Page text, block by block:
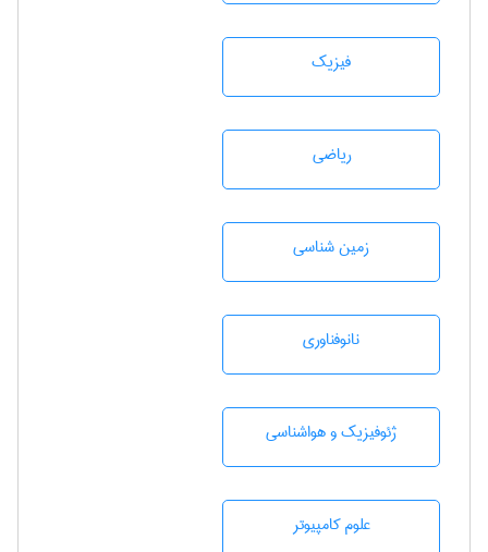
فیزیک
رياضی
زمين شناسی
نانوفناوری
ژئوفيزيك و هواشناسی
علوم کامپیوتر